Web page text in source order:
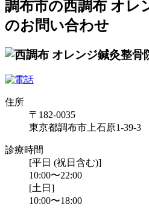
調布市の西調布 オレ
のお問い合わせ
住所
〒182-0035
東京都調布市上石原1-39-3
診療時間
[平日 (祝日含む)]
10:00〜22:00
[土日]
10:00〜18:00